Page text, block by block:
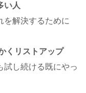
い人
を解決するために
くリストアップ
試し続ける 既にやっ